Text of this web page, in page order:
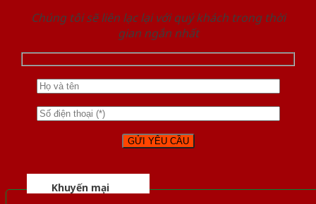
Chúng tôi sẽ liên lạc lại với quý khách trong thời
gian ngắn nhất
Khuyến mại